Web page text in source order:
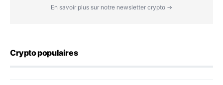
En savoir plus sur notre newsletter crypto →
Crypto populaires